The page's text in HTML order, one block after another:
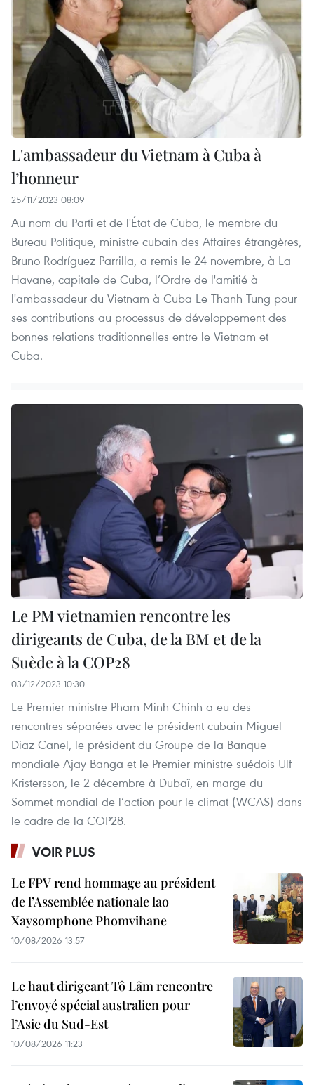
L'ambassadeur du Vietnam à Cuba à
l’honneur
25/11/2023 08:09
Au nom du Parti et de l'État de Cuba, le membre du
Bureau Politique, ministre cubain des Affaires étrangères,
Bruno Rodríguez Parrilla, a remis le 24 novembre, à La
Havane, capitale de Cuba, l’Ordre de l'amitié à
l'ambassadeur du Vietnam à Cuba Le Thanh Tung pour
ses contributions au processus de développement des
bonnes relations traditionnelles entre le Vietnam et
Cuba.
Le PM vietnamien rencontre les
dirigeants de Cuba, de la BM et de la
Suède à la COP28
03/12/2023 10:30
Le Premier ministre Pham Minh Chinh a eu des
rencontres séparées avec le président cubain Miguel
Diaz-Canel, le président du Groupe de la Banque
mondiale Ajay Banga et le Premier ministre suédois Ulf
Kristersson, le 2 décembre à Dubaï, en marge du
Sommet mondial de l’action pour le climat (WCAS) dans
le cadre de la COP28.
VOIR PLUS
Le FPV rend hommage au président
de l’Assemblée nationale lao
Xaysomphone Phomvihane
10/08/2026 13:57
Le haut dirigeant Tô Lâm rencontre
l’envoyé spécial australien pour
l’Asie du Sud-Est
10/08/2026 11:23